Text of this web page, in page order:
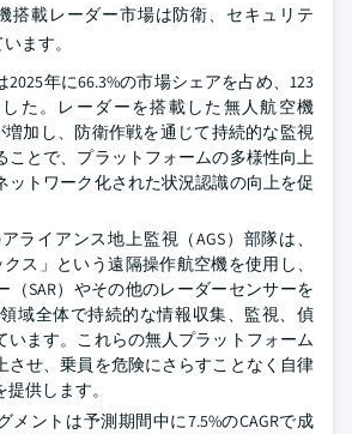
搭載レーダー市場は防衛、セキュリテ
ます。
年に66.3%の市場シェアを占め、123
た。レーダーを搭載した無人航空機
増加し、防衛作戦を通じて持続的な監視
ことで、プラットフォームの多様性向上
ットワーク化された状況認識の向上を促
ライアンス地上監視（AGS）部隊は、
クス」という遠隔操作航空機を使用し、
（SAR）やその他のレーダーセンサーを
領域全体で持続的な情報収集、監視、偵
います。これらの無人プラットフォーム
させ、乗員を危険にさらすことなく自律
供します。
メントは予測期間中に7.5%のCAGRで成